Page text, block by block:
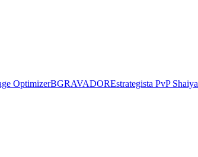
OptimizerBGRAVADOREstrategista PvP Shaiya